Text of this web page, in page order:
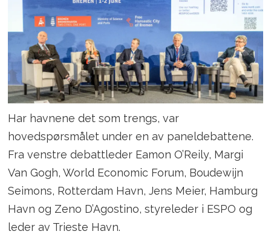
Har havnene det som trengs, var
hovedspørsmålet under en av paneldebattene.
Fra venstre debattleder Eamon O’Reily, Margi
Van Gogh, World Economic Forum, Boudewijn
Seimons, Rotterdam Havn, Jens Meier, Hamburg
Havn og Zeno D’Agostino, styreleder i ESPO og
leder av Trieste Havn.